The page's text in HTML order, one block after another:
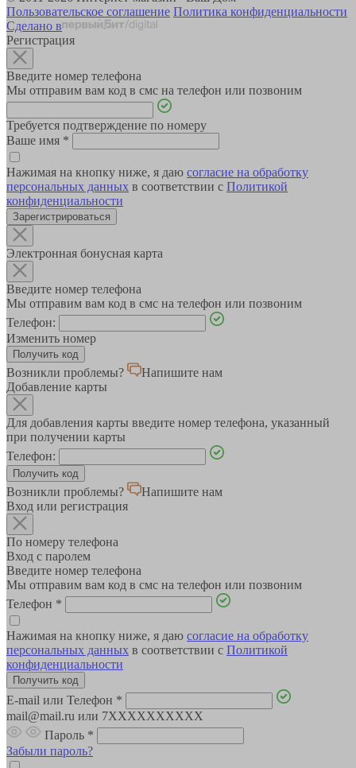
Пользовательское соглашение Политика конфиденциальности
Сделано в
Регистрация
Введите номер телефона
Мы отправим вам код в смс на телефон или позвоним
Требуется подтверждение по номеру
Ваше имя *
Нажимая на кнопку ниже, я даю согласие на обработку
персональных данных в соответствии с Политикой
конфиденциальности
Зарегистрироваться
Электронная бонусная карта
Введите номер телефона
Мы отправим вам код в смс на телефон или позвоним
Телефон:
Изменить номер
Возникли проблемы?
Напишите нам
Добавление карты
Для добавления карты введите номер телефона, указанный
при получении карты
Телефон:
Возникли проблемы?
Напишите нам
Вход или регистрация
По номеру телефона
Вход с паролем
Введите номер телефона
Мы отправим вам код в смс на телефон или позвоним
Телефон *
Нажимая на кнопку ниже, я даю согласие на обработку
персональных данных в соответствии с Политикой
конфиденциальности
E-mail или Телефон *
mail@mail.ru или 7XXXXXXXXXX
Пароль *
Забыли пароль?